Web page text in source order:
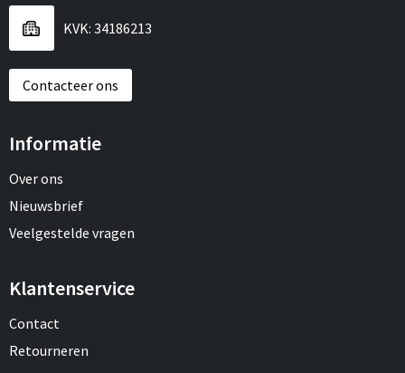
KVK: 34186213
Contacteer ons
Informatie
Over ons
Nieuwsbrief
Veelgestelde vragen
Klantenservice
Contact
Retourneren